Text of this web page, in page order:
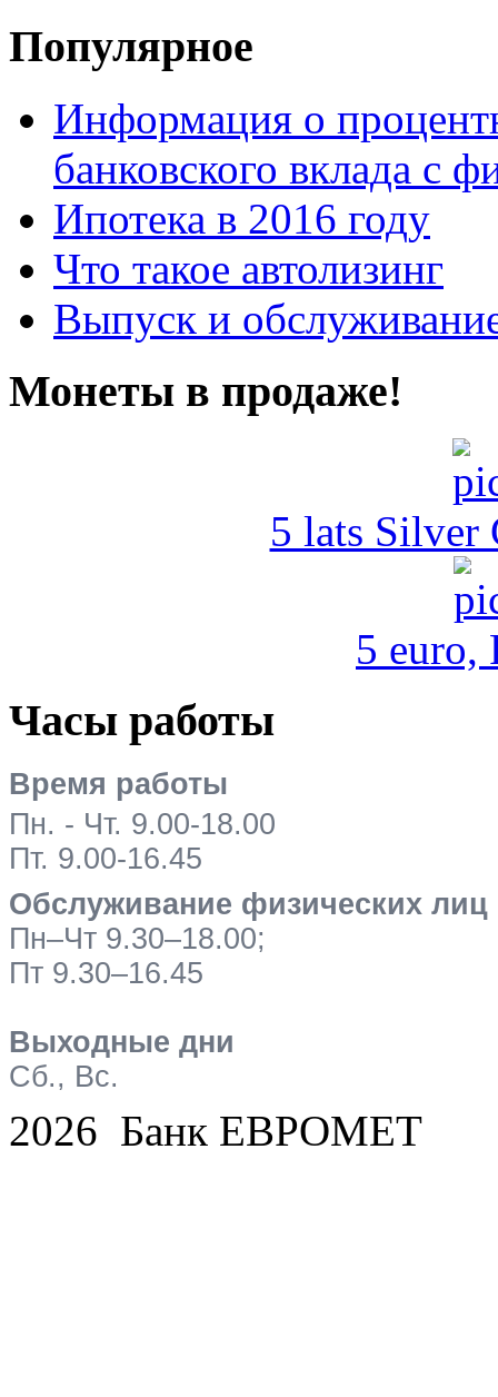
Популярное
Информация о
банковского вклада с
Ипотека в 2016 году
Что такое автолизинг
Выпуск и
Монеты в продаже!
5 lats Silver
5 euro,
Часы работы
Время работы
Пн. - Чт. 9.00-18.00
Пт. 9.00-16.45
Обслуживание физических лиц
Пн–Чт 9.30–18.00;
Пт 9.30–16.45
Выходные дни
Сб., Вс.
2026 Банк ЕВРОМЕТ